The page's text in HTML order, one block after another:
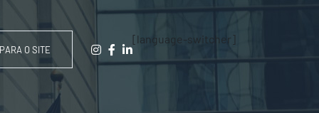
O SITE
[language-switcher]